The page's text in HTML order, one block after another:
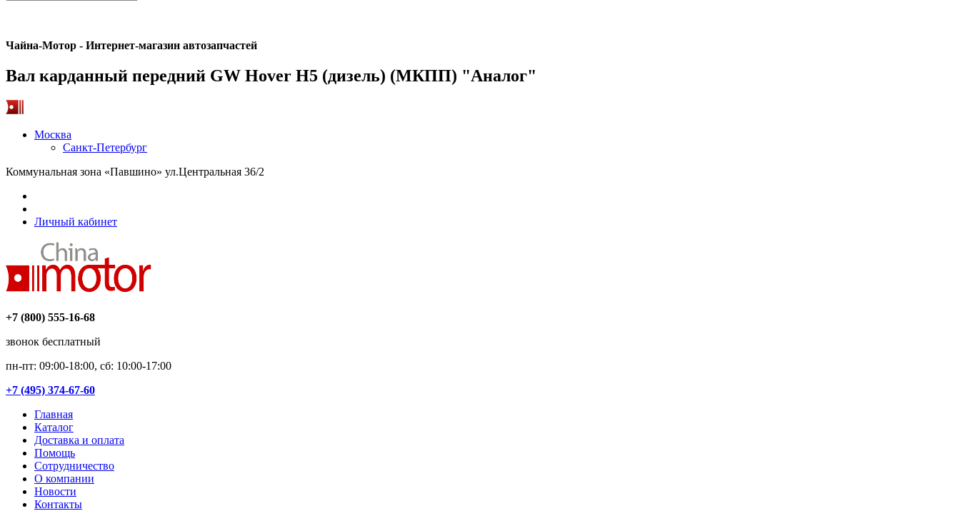
Чайна-Мотор - Интернет-магазин автозапчастей
Вал карданный передний GW Hover H5 (дизель) (МКПП) "Аналог"
Москва
Санкт-Петербург
Коммунальная зона «Павшино» ул.Центральная 36/2
Личный кабинет
+7 (800) 555-16-68
звонок бесплатный
пн-пт: 09:00-18:00, сб: 10:00-17:00
+7 (495) 374-67-60
Главная
Каталог
Доставка и оплата
Помощь
Сотрудничество
О компании
Новости
Контакты